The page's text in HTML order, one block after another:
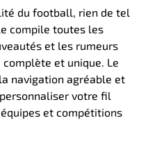
du football, rien de tel
compile toutes les
et les rumeurs
et unique. Le
navigation agréable et
votre fil
et compétitions